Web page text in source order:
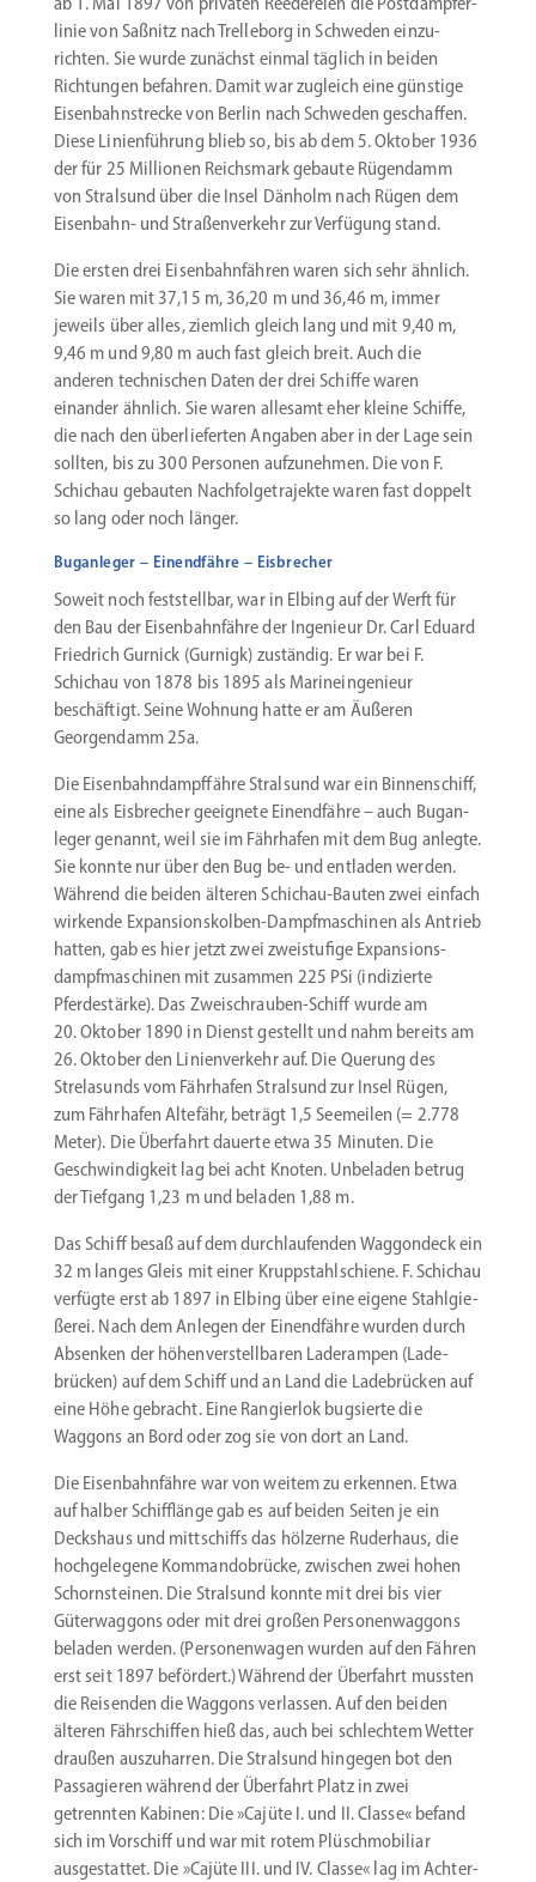
linie von Saßnitz nach Trelleborg in Schweden einzu­
richten. Sie wurde zunächst einmal täglich in beiden
Richtungen befahren. Damit war zugleich eine günstige
Eisenbahn­strecke von Berlin nach Schweden geschaffen.
Diese Linien­führung blieb so, bis ab dem 5. Oktober 1936
der für 25 Millionen Reichsmark gebaute Rügen­damm
von Stralsund über die Insel Dänholm nach Rügen dem
Eisenbahn- und Straßen­verkehr zur Verfügung stand.
Die ersten drei Eisen­bahn­fähren waren sich sehr ähnlich.
Sie waren mit 37,15 m, 36,20 m und 36,46 m, immer
jeweils über alles, ziemlich gleich lang und mit 9,40 m,
9,46 m und 9,80 m auch fast gleich breit. Auch die
anderen techni­schen Daten der drei Schiffe waren
einander ähnlich. Sie waren allesamt eher kleine Schiffe,
die nach den überlie­ferten Angaben aber in der Lage sein
sollten, bis zu 300 Personen aufzu­nehmen. Die von F.
Schichau gebauten Nachfol­ge­tra­jekte waren fast doppelt
so lang oder noch länger.
Buganleger – Einendfähre – Eisbrecher
Soweit noch feststellbar, war in Elbing auf der Werft für
den Bau der Eisen­bahn­­fähre der Ingenieur Dr. Carl Eduard
Friedrich Gur­nick (Gurnigk) zuständig. Er war bei F.
Schichau von 1878 bis 1895 als Marine­inge­nieur
beschäftigt. Seine Wohnung hatte er am Äußeren
Georgen­damm 25a.
Die Eisen­bahn­dampf­fähre Stralsund war ein Binnen­schiff,
eine als Eisbrecher geeignete Einend­fähre – auch Bugan­
leger genannt, weil sie im Fährhafen mit dem Bug anlegte.
Sie konnte nur über den Bug be- und entladen werden.
Während die beiden älteren Schichau-Bauten zwei einfach
wirkende Expansionskolben-Dampfmaschinen als Antrieb
hatten, gab es hier jetzt zwei zweistufige Expan­si­ons­
dampf­ma­schinen mit zusammen 225 PSi (indizierte
Pferde­stärke). Das Zweischrauben-Schiff wurde am
20. Oktober 1890 in Dienst gestellt und nahm bereits am
26. Oktober den Linien­verkehr auf. Die Querung des
Strela­sunds vom Fährhafen Stralsund zur Insel Rügen,
zum Fährhafen Altefähr, beträgt 1,5 Seemeilen (= 2.778
Meter). Die Überfahrt dauerte etwa 35 Minuten. Die
Geschwin­digkeit lag bei acht Knoten. Unbeladen betrug
der Tiefgang 1,23 m und beladen 1,88 m.
Das Schiff besaß auf dem durch­lau­fenden Waggondeck ein
32 m langes Gleis mit einer Krupp­stahl­schiene. F. Schichau
verfügte erst ab 1897 in Elbing über eine ­eigene Stahl­gie­
ßerei. Nach dem Anlegen der Einend­fähre wurden durch
Absenken der höhen­ver­stell­baren Laderampen (Lade­
brücken) auf dem Schiff und an Land die Ladebrücken auf
eine Höhe gebracht. Eine Rangierlok bugsierte die
Waggons an Bord oder zog sie von dort an Land.
Die Eisen­bahn­fähre war von weitem zu erkennen. Etwa
auf halber Schifflänge gab es auf beiden Seiten je ein
Deckshaus und mittschiffs das hölzerne Ruderhaus, die
hochge­legene Komman­do­brücke, zwischen zwei hohen
Schorn­steinen. Die Stralsund konnte mit drei bis vier
Güter­waggons oder mit drei großen Perso­nen­waggons
beladen werden. (Perso­nen­wagen wurden auf den Fähren
erst seit 1897 befördert.) Während der Überfahrt mussten
die Reisenden die Waggons verlassen. Auf den beiden
älteren Fährschiffen hieß das, auch bei schlechtem Wetter
draußen auszu­harren. Die Stralsund hingegen bot den
Passa­gieren während der Überfahrt Platz in zwei
getrennten Kabinen: Die »Cajüte I. und II. Classe« befand
sich im Vorschiff und war mit rotem Plüsch­mo­biliar
ausge­stattet. Die »Cajüte III. und IV. Classe« lag im Achter­